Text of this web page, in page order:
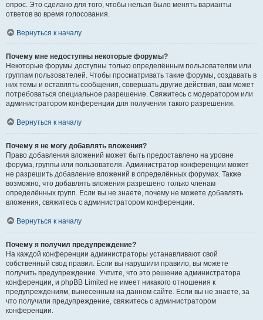
опрос. Это сделано для того, чтобы нельзя было менять варианты
ответов во время голосования.
Вернуться к началу
Почему мне недоступны некоторые форумы?
Некоторые форумы доступны только определённым пользователям или
группам пользователей. Чтобы просматривать такие форумы, создавать в
них темы и оставлять сообщения, совершать другие действия, вам может
потребоваться специальное разрешение. Свяжитесь с модератором или
администратором конференции для получения такого разрешения.
Вернуться к началу
Почему я не могу добавлять вложения?
Право добавления вложений может быть предоставлено на уровне
форума, группы или пользователя. Администратор конференции может
не разрешить добавление вложений в определённых форумах. Также
возможно, что добавлять вложения разрешено только членам
определённых групп. Если вы не знаете, почему не можете добавлять
вложения, свяжитесь с администратором конференции.
Вернуться к началу
Почему я получил предупреждение?
На каждой конференции администраторы устанавливают свой
собственный свод правил. Если вы нарушили правило, вы можете
получить предупреждение. Учтите, что это решение администратора
конференции, и phpBB Limited не имеет никакого отношения к
предупреждениям, вынесенным на данном сайте. Если вы не знаете, за
что получили предупреждение, свяжитесь с администратором
конференции.